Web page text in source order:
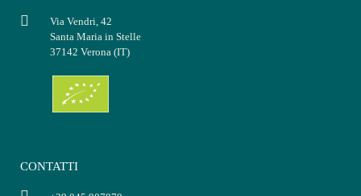
Via Vendri, 42
Santa Maria in Stelle
37142 Verona (IT)
CONTATTI